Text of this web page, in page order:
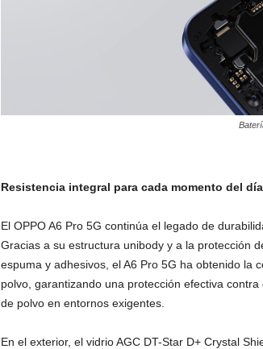
Resistencia integral para cada momento del día
El OPPO A6 Pro 5G continúa el legado de
Gracias a su estructura unibody y a la protección
espuma y adhesivos, el A6 Pro 5G ha obtenido la
polvo, garantizando una protección efectiva
de polvo en entornos exigentes.
En el exterior, el vidrio AGC DT-Star D+ Crystal